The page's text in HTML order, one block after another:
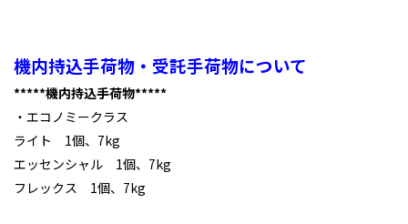
機内持込手荷物・受託手荷物について
*****機内持込手荷物*****
・エコノミークラス
ライト 1個、7kg
エッセンシャル 1個、7kg
フレックス 1個、7kg